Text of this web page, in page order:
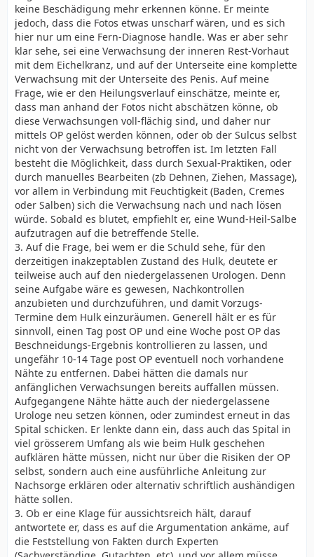
keine Beschädigung mehr erkennen könne. Er meinte
jedoch, dass die Fotos etwas unscharf wären, und es sich
hier nur um eine Fern-Diagnose handle. Was er aber sehr
klar sehe, sei eine Verwachsung der inneren Rest-Vorhaut
mit dem Eichelkranz, und auf der Unterseite eine komplette
Verwachsung mit der Unterseite des Penis. Auf meine
Frage, wie er den Heilungsverlauf einschätze, meinte er,
dass man anhand der Fotos nicht abschätzen könne, ob
diese Verwachsungen voll-flächig sind, und daher nur
mittels OP gelöst werden können, oder ob der Sulcus selbst
nicht von der Verwachsung betroffen ist. Im letzten Fall
besteht die Möglichkeit, dass durch Sexual-Praktiken, oder
durch manuelles Bearbeiten (zb Dehnen, Ziehen, Massage),
vor allem in Verbindung mit Feuchtigkeit (Baden, Cremes
oder Salben) sich die Verwachsung nach und nach lösen
würde. Sobald es blutet, empfiehlt er, eine Wund-Heil-Salbe
aufzutragen auf die betreffende Stelle.
3. Auf die Frage, bei wem er die Schuld sehe, für den
derzeitigen inakzeptablen Zustand des Hulk, deutete er
teilweise auch auf den niedergelassenen Urologen. Denn
seine Aufgabe wäre es gewesen, Nachkontrollen
anzubieten und durchzuführen, und damit Vorzugs-
Termine dem Hulk einzuräumen. Generell hält er es für
sinnvoll, einen Tag post OP und eine Woche post OP das
Beschneidungs-Ergebnis kontrollieren zu lassen, und
ungefähr 10-14 Tage post OP eventuell noch vorhandene
Nähte zu entfernen. Dabei hätten die damals nur
anfänglichen Verwachsungen bereits auffallen müssen.
Aufgegangene Nähte hätte auch der niedergelassene
Urologe neu setzen können, oder zumindest erneut in das
Spital schicken. Er lenkte dann ein, dass auch das Spital in
viel grösserem Umfang als wie beim Hulk geschehen
aufklären hätte müssen, nicht nur über die Risiken der OP
selbst, sondern auch eine ausführliche Anleitung zur
Nachsorge erklären oder alternativ schriftlich aushändigen
hätte sollen.
3. Ob er eine Klage für aussichtsreich hält, darauf
antwortete er, dass es auf die Argumentation ankäme, auf
die Feststellung von Fakten durch Experten